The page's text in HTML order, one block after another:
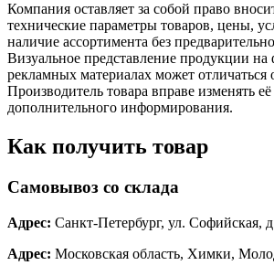
Компания оставляет за собой право
технические параметры товаров, цены,
наличие ассортимента без
Визуальное представление продукции на
рекламных материалах может отличаться
Производитель товара вправе изменять её
дополнительного информирования.
Как получить товар
Самовывоз со склада
Адрес: Санкт-Петербург, ул. Софийская,
Адрес: Московская область, Химки,